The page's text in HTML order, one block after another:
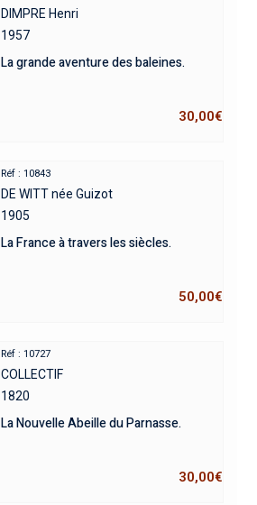
DIMPRE Henri
1957
La grande aventure des baleines.
30,00€
Réf : 10843
DE WITT née Guizot
1905
La France à travers les siècles.
50,00€
Réf : 10727
COLLECTIF
1820
La Nouvelle Abeille du Parnasse.
30,00€